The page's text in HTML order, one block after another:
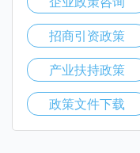
招商引资政策
产业扶持政策
政策文件下载